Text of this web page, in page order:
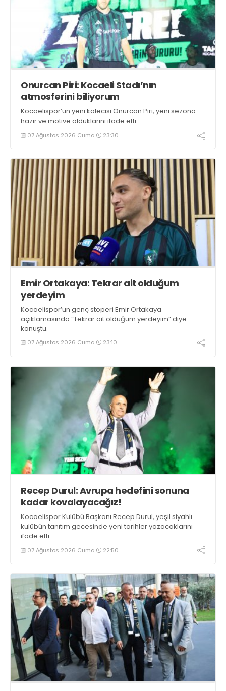
Onurcan Piri: Kocaeli Stadı’nın
atmosferini biliyorum
Kocaelispor’un yeni kalecisi Onurcan Piri, yeni sezona
hazır ve motive olduklarını ifade etti.
07 Ağustos 2026 Cuma 23:30
Emir Ortakaya: Tekrar ait olduğum
yerdeyim
Kocaelispor’un genç stoperi Emir Ortakaya
açıklamasında “Tekrar ait olduğum yerdeyim” diye
konuştu.
07 Ağustos 2026 Cuma 23:10
Recep Durul: Avrupa hedefini sonuna
kadar kovalayacağız!
Kocaelispor Kulübü Başkanı Recep Durul, yeşil siyahlı
kulübün tanıtım gecesinde yeni tarihler yazacaklarını
ifade etti.
07 Ağustos 2026 Cuma 22:50